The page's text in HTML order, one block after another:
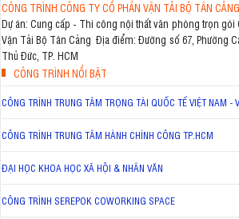
CÔNG TRÌNH CÔNG TY CỔ PHẦN VẬN TẢI BỘ TÂN CẢNG
Dự án: Cung cấp - Thi công nội thất văn phòng trọn gói
Vận Tải Bộ Tân Cảng Địa điểm: Đường số 67, Phường
Thủ Đức, TP. HCM
CÔNG TRÌNH NỔI BẬT
CÔNG TRÌNH TRUNG TÂM TRỌNG TÀI QUỐC TẾ VIỆT NAM -
CÔNG TRÌNH TRUNG TÂM HÀNH CHÍNH CÔNG TP.HCM
ĐẠI HỌC KHOA HỌC XÃ HỘI & NHÂN VĂN
CÔNG TRÌNH SEREPOK COWORKING SPACE